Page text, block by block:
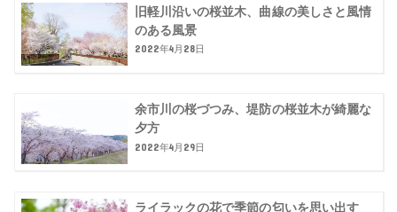
旧軽川沿いの桜並木、曲線の美しさと風情
のある風景
2022年4月28日
余市川の桜づつみ、堤防の桜並木が綺麗な
夕方
2022年4月29日
ライラックの花で季節の匂いを思い出す